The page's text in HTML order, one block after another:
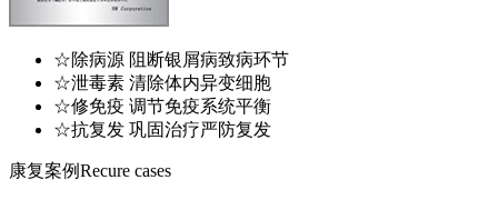
☆除病源 阻断银屑病致病环节
☆泄毒素 清除体内异变细胞
☆修免疫 调节免疫系统平衡
☆抗复发 巩固治疗严防复发
康复案例Recure cases